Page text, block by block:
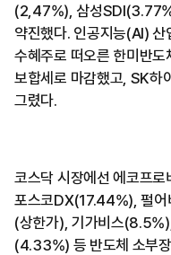
(2,47%), 삼성
약진했다. 인공지능(AI)
수혜주로 떠오른 한미반
보합세로 마감했고, SK하
그렸다.
코스닥 시장에선 에코프
포스코DX(17.44%), 펄어
(상한가), 기가비스
(4.33%) 등 반도체 소부장